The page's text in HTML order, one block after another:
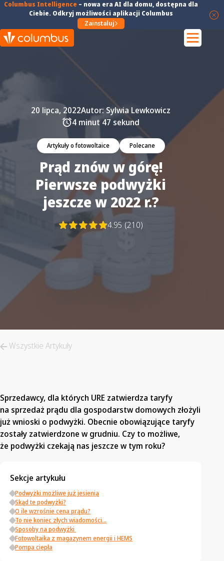
Columbus Intelligence – nowa era AI dla domu, dostępna dla
Ciebie. Odkryj możliwości aplikacji Columbus
Zainstaluj
Artykuły o fotowoltaice Polecane
20 lipca, 2022Autor:Sylwia Lewkowicz
4 minut 47 sekund
Prąd znów w górę!
Pierwsze podwyżki
jeszcze w 2022 r.?
4.95 (210)
Wszystkie Artykuły
Sprzedawcy, dla których URE zatwierdza taryfy
na sprzedaż prądu dla gospodarstw domowych złożyli
już wnioski o podwyżki. Obecnie obowiązujące taryfy
zostały zatwierdzone w grudniu. Czy to możliwe,
że podwyżki czekają nas jeszcze w tym roku?
Sekcje artykułu
Podwyżki możliwe już jesienią
Skąd te podwyżki?
O ile wzrośnie cena prądu?
To nie koniec złych wiadomości…
Sposoby na podwyżki
Fotowoltaika z magazynem energii i HEMS
Pompa ciepła